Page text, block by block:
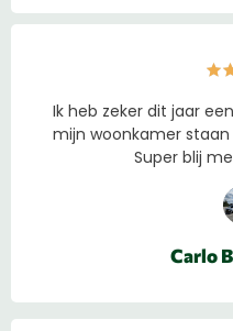
Ik heb zeker dit jaar
mijn woonkamer
Super blij
Carlo